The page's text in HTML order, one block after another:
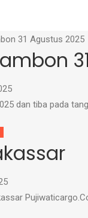
dan tiba pada